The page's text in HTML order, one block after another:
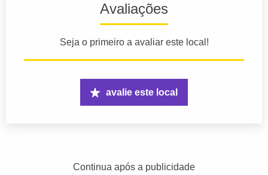
Avaliações
Seja o primeiro a avaliar este local!
avalie este local
Continua após a publicidade